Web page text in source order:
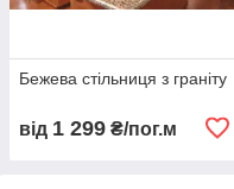
Бежева стільниця з граніту
від 1 299 ₴/пог.м